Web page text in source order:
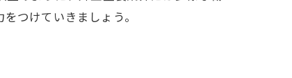
つけていきましょう。